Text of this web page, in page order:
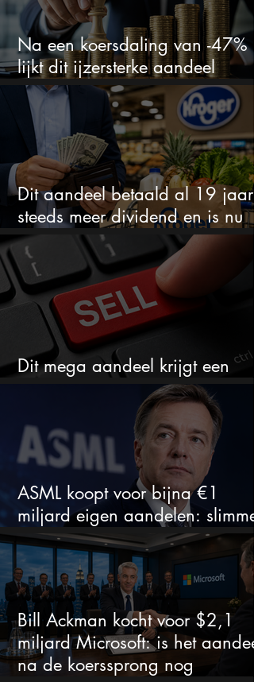
Na een koersdaling van -47%
lijkt dit ijzersterke aandeel
aantrekkelijker dan ooit
Dit aandeel betaald al 19 jaar
steeds meer dividend en is nu
goedkoop
Dit mega aandeel krijgt een
zeldzaam verkoopadvies
ASML koopt voor bijna €1
miljard eigen aandelen: slimme
zet of dure timing?
Bill Ackman kocht voor $2,1
miljard Microsoft: is het aandeel
na de koerssprong nog